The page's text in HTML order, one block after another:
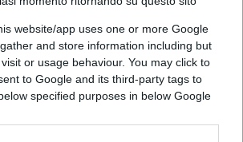
website/app uses one or more Google
and store information including but
or usage behaviour. You may click to
to Google and its third-party tags to
specified purposes in below Google
attribuita al Pd è
non esente dal rischio di
ma questa della
fra ricchi e poveriè una
in tutte le sue battaglie, a
elettiva sulla sanità